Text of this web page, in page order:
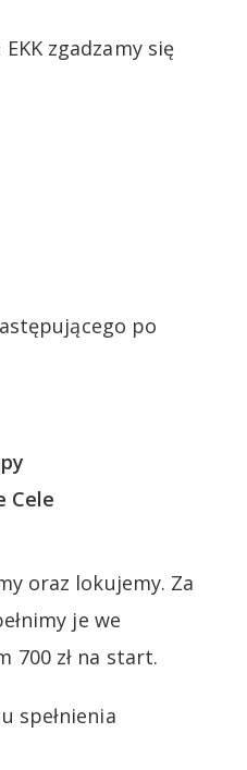
zgadzamy się
po
Cele
oraz lokujemy. Za
je we
700 zł na start.
spełnienia